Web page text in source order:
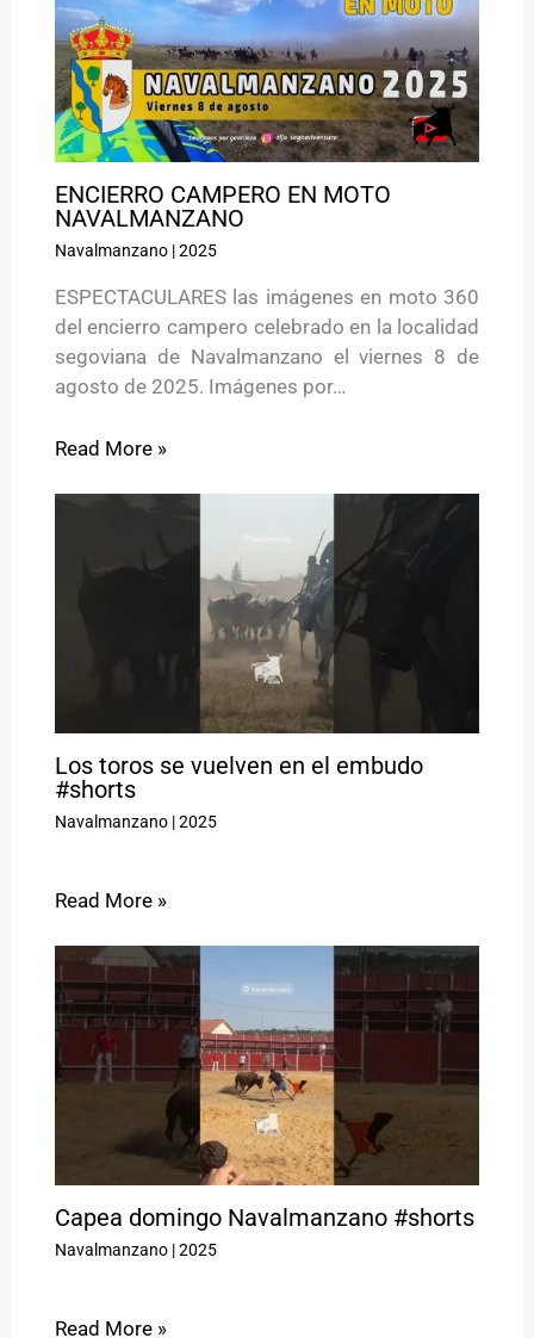
ENCIERRO CAMPERO EN MOTO
NAVALMANZANO
Navalmanzano|2025
ESPECTACULARES las imágenes en moto 360
del encierro campero celebrado en la localidad
segoviana de Navalmanzano el viernes 8 de
agosto de 2025. Imágenes por…
Read More »
Los toros se vuelven en el embudo
#shorts
Navalmanzano|2025
Read More »
Capea domingo Navalmanzano #shorts
Navalmanzano|2025
Read More »